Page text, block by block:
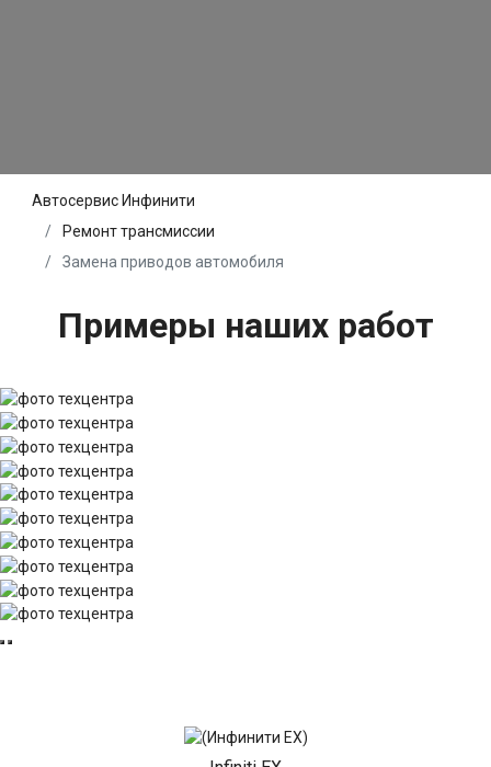
Автосервис Инфинити
Ремонт трансмиссии
Замена приводов автомобиля
Примеры наших работ